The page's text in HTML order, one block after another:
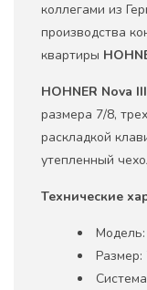
коллегами из
производства
квартиры
HOHNER Nova
размера 7/8,
раскладкой
утепленный
Технические
Модель:
Размер: